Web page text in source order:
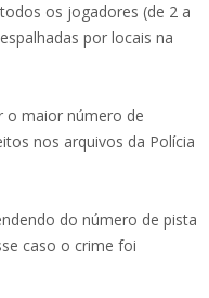
os jogadores (de 2 a
por locais na
o maior número de
nos arquivos da Polícia
do número de pista
caso o crime foi